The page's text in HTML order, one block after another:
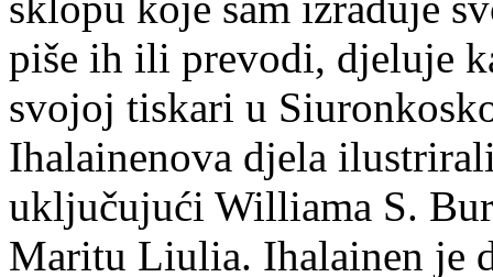
piše ih ili prevodi, djeluje
svojoj tiskari u
Ihalainenova djela
uključujući Williama S.
Maritu Liulia. Ihalainen je